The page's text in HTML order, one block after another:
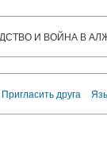
И ВОЙНА В
Пригласить друга